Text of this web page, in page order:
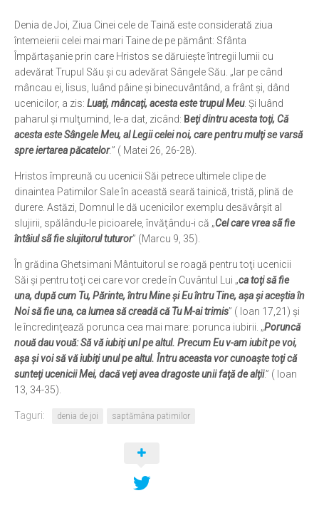
Ortodox în diaspora
Evenimente
Biserici și mănăstiri
Viață curată
Nevoințe contemporane
Familia de azi
Adicții și vindecări
Gadgeturi cu două tăișuri
Bucătărie biblică
Interviuri
Puncte de Vedere
Denia de Joi, Ziua Cinei cele de Taină este considerată ziua
întemeierii celei mai mari Taine de pe pământ: Sfânta
Împărtașanie prin care Hristos se dăruieşte întregii lumii cu
adevărat Trupul Său şi cu adevărat Sângele Său. „Iar pe când
mâncau ei, Iisus, luând pâine şi binecuvântând, a frânt şi, dând
ucenicilor, a zis: Luaţi, mâncaţi, acesta este trupul Meu. Şi luând
paharul şi mulţumind, le-a dat, zicând: Beţi dintru acesta toţi, Că
acesta este Sângele Meu, al Legii celei noi, care pentru mulţi se varsă
spre iertarea păcatelor.” ( Matei 26, 26-28).
Hristos împreună cu ucenicii Săi petrece ultimele clipe de
dinaintea Patimilor Sale în această seară tainică, tristă, plină de
durere. Astăzi, Domnul le dă ucenicilor exemplu desăvârşit al
slujirii, spălându-le picioarele, învăţându-i că „Cel care vrea sã fie
întâiul sã fie slujitorul tuturor” (Marcu 9, 35).
În grădina Ghetsimani Mântuitorul se roagă pentru toţi ucenicii
Săi şi pentru toţi cei care vor crede în Cuvântul Lui „ca toţi să fie
una, după cum Tu, Părinte, întru Mine şi Eu întru Tine, aşa şi aceştia în
Noi să fie una, ca lumea să creadă că Tu M-ai trimis” ( Ioan 17,21) şi
le încredinţează porunca cea mai mare: porunca iubirii. „Poruncă
nouă dau vouă: Să vă iubiţi unl pe altul. Precum Eu v-am iubit pe voi,
aşa şi voi să vă iubiţi unul pe altul. Întru aceasta vor cunoaşte toţi că
sunteţi ucenicii Mei, dacă veţi avea dragoste unii faţă de alţii.” ( Ioan
13, 34-35).
Taguri: denia de joi saptămâna patimilor